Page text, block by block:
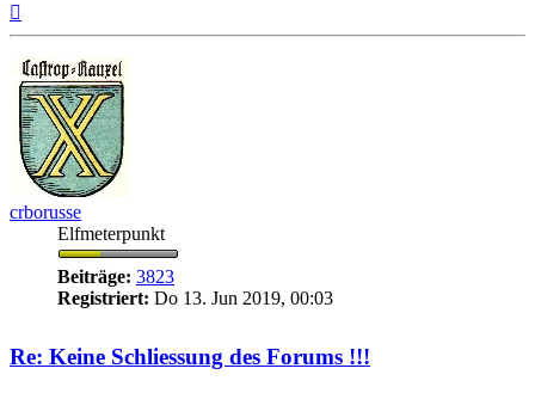
crborusse
Elfmeterpunkt
Beiträge: 3823
Registriert: Do 13. Jun 2019, 00:03
Re: Keine Schliessung des Forums !!!